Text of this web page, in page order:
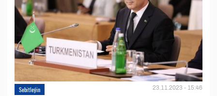
Sebitleýin 23.11.2023 - 15:46